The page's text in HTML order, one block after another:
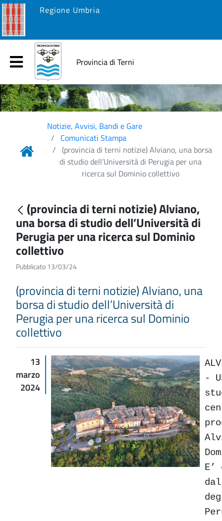
Regione Umbria
Provincia di Terni
Notizie, Avvisi, Bandi e Gare
Comunicati Stampa
(provincia di terni notizie) Alviano, una borsa
di studio dell’Università di Perugia per una
ricerca sul Dominio collettivo
(provincia di terni notizie) Alviano,
una borsa di studio dell’Università di
Perugia per una ricerca sul Dominio
collettivo
Pubblicato 13/03/24
(provincia di terni notizie) Alviano, una
borsa di studio dell’Università di
Perugia per una ricerca sul Dominio
collettivo
13
marzo
2024
-
E’